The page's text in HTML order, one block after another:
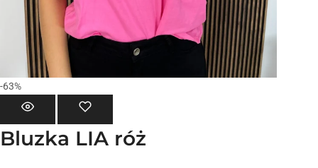
-63%
Bluzka LIA róż